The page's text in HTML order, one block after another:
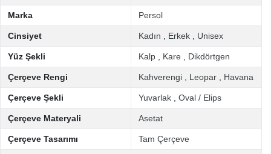
Marka Persol
Cinsiyet Kadın Erkek Unisex
Yüz Şekli Kalp Kare Dikdörtgen
Çerçeve Rengi Kahverengi Leopar Havana
Çerçeve Şekli Yuvarlak Oval / Elips
Çerçeve Materyali Asetat
Çerçeve Tasarımı Tam Çerçeve